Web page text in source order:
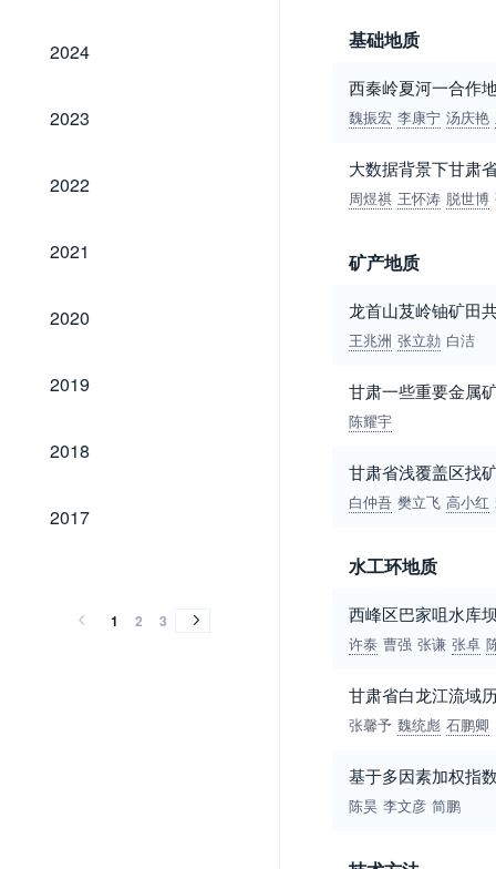
2024
2024
2023
2023
2022
2022
2021
2021
2020
2020
2019
2019
2018
2018
2017
2017
1 2 3
基础地质
西秦岭夏河一合作
魏振宏 李康宁 汤庆艳
大数据背景下甘肃
周煜祺 王怀涛 脱世博
矿产地质
龙首山芨岭铀矿田
王兆洲 张立勍 白洁
甘肃一些重要金属
陈耀宇
甘肃省浅覆盖区找
白仲吾 樊立飞 高小红
水工环地质
西峰区巴家咀水库
许泰 曹强 张谦 张卓
甘肃省白龙江流域
张馨予 魏统彪 石鹏卿
基于多因素加权指
陈昊 李文彦 简鹏